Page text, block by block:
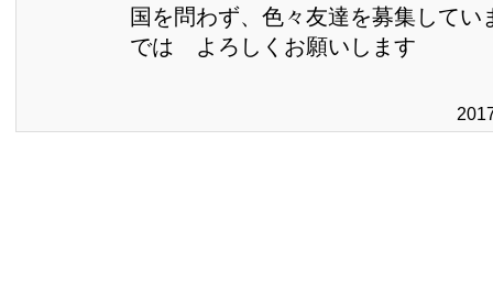
国を問わず、色々友達を募集してい
では よろしくお願いします